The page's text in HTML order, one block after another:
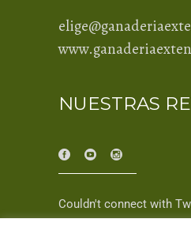
NUESTRAS
Couldn't connect with